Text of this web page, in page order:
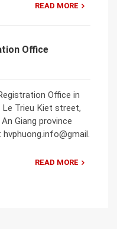
READ MORE
Office
Office in
Le Trieu Kiet street,
Giang province
hvphuong.info@gmail.
READ MORE